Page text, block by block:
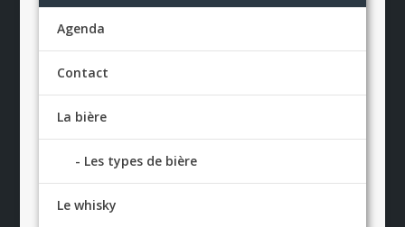
Agenda
Contact
La bière
Les types de bière
Le whisky